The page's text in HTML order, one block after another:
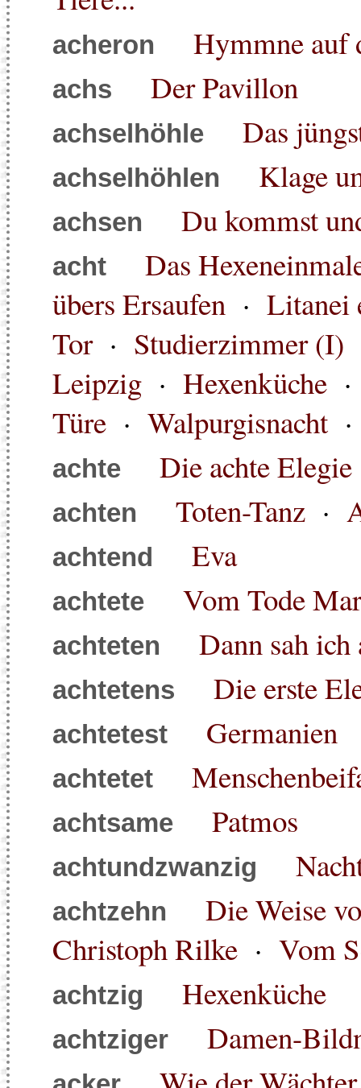
acheron Hymmne auf
achs Der Pavillon
achselhöhle Das
achselhöhlen Klage
achsen Du kommst
acht
Das
übers Ersaufen · Litanei
Tor· Studierzimmer (I)
Leipzig · Hexenküche
Türe · Walpurgisnacht
achte Die achte Elegie
achten Toten-Tanz ·
achtend Eva
achtete Vom Tode
achteten Dann sah ich
achtetens Die erste
achtetest Germanien
achtetet
achtsame Patmos
achtundzwanzig
achtzehn
Die Weise
Christoph Rilke · Vom
achtzig Hexenküche
achtziger Damen-